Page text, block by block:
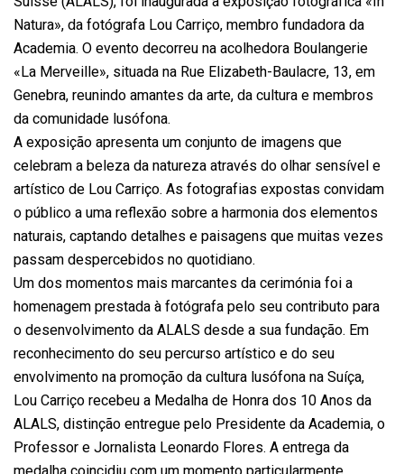
Natura», da fotógrafa Lou Carriço, membro fundadora da
Academia. O evento decorreu na acolhedora Boulangerie
«La Merveille», situada na Rue Elizabeth-Baulacre, 13, em
Genebra, reunindo amantes da arte, da cultura e membros
da comunidade lusófona.
A exposição apresenta um conjunto de imagens que
celebram a beleza da natureza através do olhar sensível e
artístico de Lou Carriço. As fotografias expostas convidam
o público a uma reflexão sobre a harmonia dos elementos
naturais, captando detalhes e paisagens que muitas vezes
passam despercebidos no quotidiano.
Um dos momentos mais marcantes da cerimónia foi a
homenagem prestada à fotógrafa pelo seu contributo para
o desenvolvimento da ALALS desde a sua fundação. Em
reconhecimento do seu percurso artístico e do seu
envolvimento na promoção da cultura lusófona na Suíça,
Lou Carriço recebeu a Medalha de Honra dos 10 Anos da
ALALS, distinção entregue pelo Presidente da Academia, o
Professor e Jornalista Leonardo Flores. A entrega da